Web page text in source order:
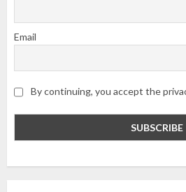
Email
By continuing, you accept the